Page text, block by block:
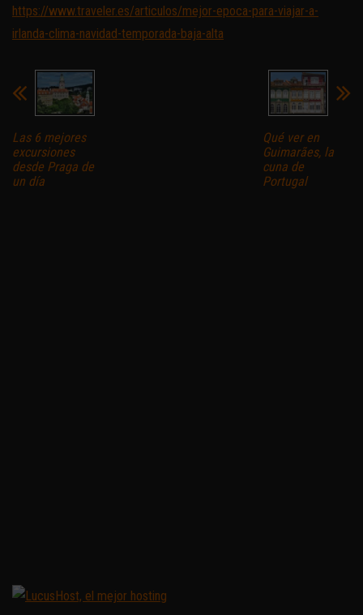
https://www.traveler.es/articulos/mejor-epoca-para-viajar-a-
irlanda-clima-navidad-temporada-baja-alta
Las 6 mejores
excursiones
desde Praga de
un día
Qué ver en
Guimarães, la
cuna de
Portugal